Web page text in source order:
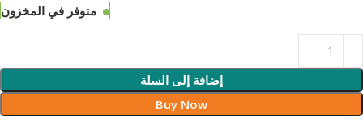
متوفر في المخزون
إضافة إلى السلة
Buy Now